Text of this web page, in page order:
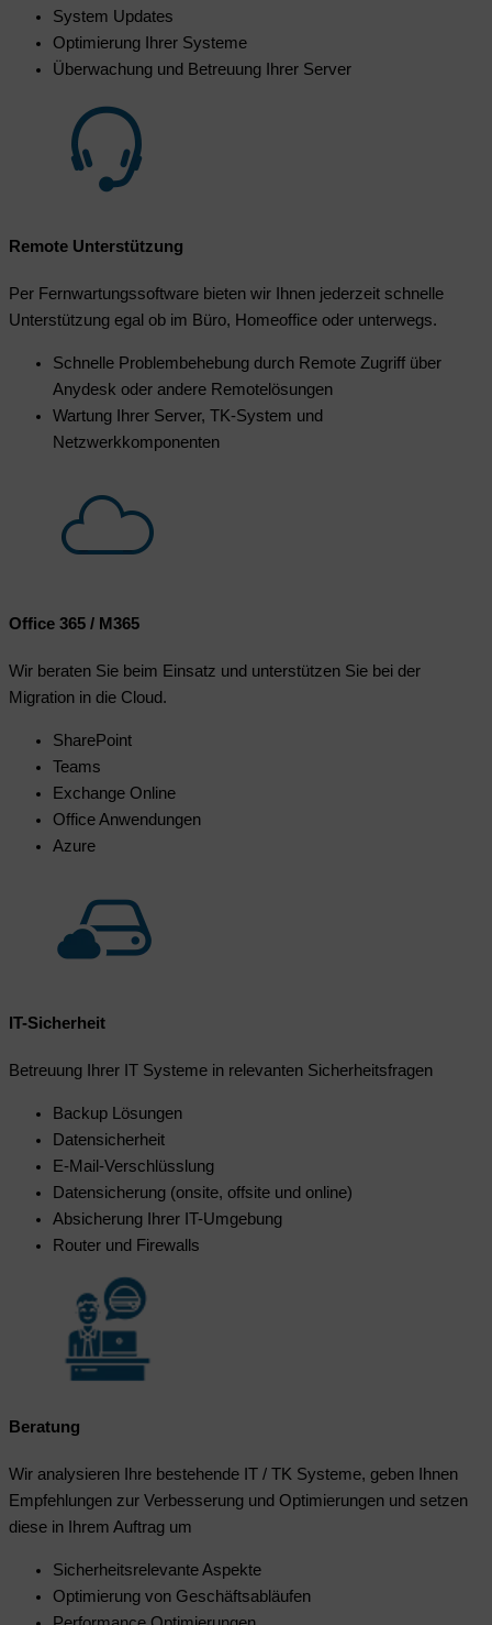
System Updates
Optimierung Ihrer Systeme
Überwachung und Betreuung Ihrer Server
Remote Unterstützung
Per Fernwartungssoftware bieten wir Ihnen jederzeit schnelle
Unterstützung egal ob im Büro, Homeoffice oder unterwegs.
Schnelle Problembehebung durch Remote Zugriff über
Anydesk oder andere Remotelösungen
Wartung Ihrer Server, TK-System und
Netzwerkkomponenten
Office 365 / M365
Wir beraten Sie beim Einsatz und unterstützen Sie bei der
Migration in die Cloud.
SharePoint
Teams
Exchange Online
Office Anwendungen
Azure
IT-Sicherheit
Betreuung Ihrer IT Systeme in relevanten Sicherheitsfragen
Backup Lösungen
Datensicherheit
E-Mail-Verschlüsslung
Datensicherung (onsite, offsite und online)
Absicherung Ihrer IT-Umgebung
Router und Firewalls
Beratung
Wir analysieren Ihre bestehende IT / TK Systeme, geben Ihnen
Empfehlungen zur Verbesserung und Optimierungen und setzen
diese in Ihrem Auftrag um
Sicherheitsrelevante Aspekte
Optimierung von Geschäftsabläufen